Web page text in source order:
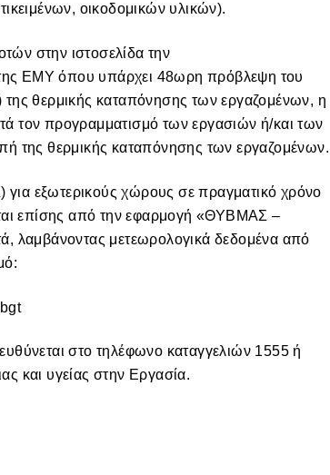
οικοδομικών υλικών).
στην ιστοσελίδα την
ΕΜΥ όπου υπάρχει 48ωρη πρόβλεψη του
της θερμικής καταπόνησης των εργαζομένων, η
τον προγραμματισμό των εργασιών ή/και των
της θερμικής καταπόνησης των εργαζομένων.
εξωτερικούς χώρους σε πραγματικό χρόνο
επίσης από την εφαρμογή «ΘΥΒΜΑΣ –
λαμβάνοντας μετεωρολογικά δεδομένα από
στο τηλέφωνο καταγγελιών 1555 ή
και υγείας στην Εργασία.